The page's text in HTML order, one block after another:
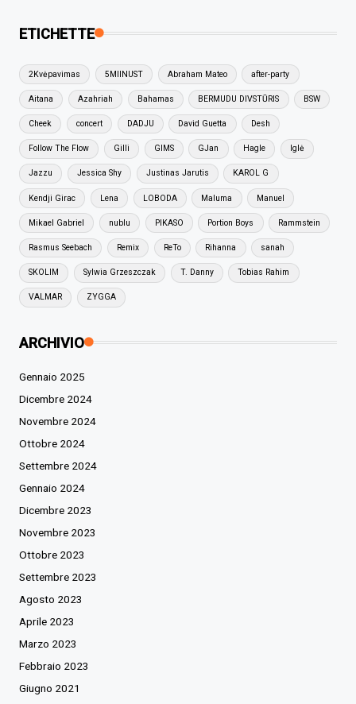
ETICHETTE
2Kvėpavimas 5MIINUST Abraham Mateo after-party
Aitana Azahriah Bahamas BERMUDU DIVSTŪRIS BSW
Cheek concert DADJU David Guetta Desh
Follow The Flow Gilli GIMS GJan Hagle Iglė
Jazzu Jessica Shy Justinas Jarutis KAROL G
Kendji Girac Lena LOBODA Maluma Manuel
Mikael Gabriel nublu PIKASO Portion Boys Rammstein
Rasmus Seebach Remix ReTo Rihanna sanah
SKOLIM Sylwia Grzeszczak T. Danny Tobias Rahim
VALMAR ZYGGA
ARCHIVIO
Gennaio 2025
Dicembre 2024
Novembre 2024
Ottobre 2024
Settembre 2024
Gennaio 2024
Dicembre 2023
Novembre 2023
Ottobre 2023
Settembre 2023
Agosto 2023
Aprile 2023
Marzo 2023
Febbraio 2023
Giugno 2021